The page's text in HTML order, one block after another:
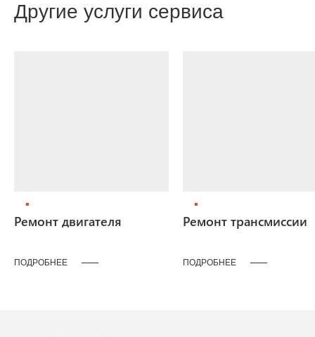
Другие услуги сервиса
Ремонт двигателя
ПОДРОБНЕЕ
Ремонт трансмиссии
ПОДРОБНЕЕ